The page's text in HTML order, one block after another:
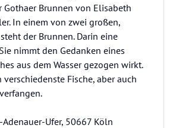
Gothaer Brunnen von Elisabeth
In einem von zwei großen,
der Brunnen. Darin eine
nimmt den Gedanken eines
aus dem Wasser gezogen wirkt.
verschiedenste Fische, aber auch
Adenauer-Ufer, 50667 Köln